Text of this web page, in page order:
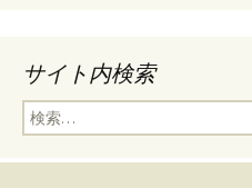
サイト内検索
検
索: